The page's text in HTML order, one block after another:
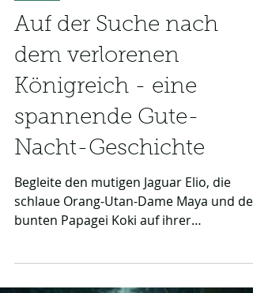
Tiere
Auf der Suche nach
dem verlorenen
Königreich - eine
spannende Gute-
Nacht-Geschichte
Begleite den mutigen Jaguar Elio, die
schlaue Orang-Utan-Dame Maya und den
aufregenden Reise durch den
geheimnisvollen Urwald. Diese